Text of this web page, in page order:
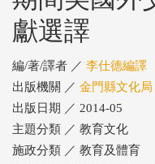
獻選譯
編/著/譯者 ／ 李仕德編譯
出版機關 ／ 金門縣文化局
出版日期 ／ 2014-05
主題分類 ／ 教育文化
施政分類 ／ 教育及體育